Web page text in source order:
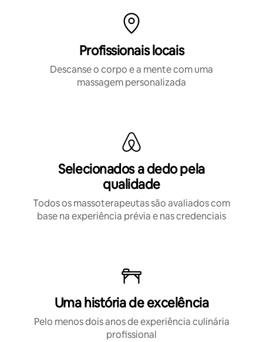
Profissionais locais
Descanse o corpo e a mente com uma
massagem personalizada
Selecionados a dedo pela
qualidade
Todos os massoterapeutas são avaliados com
base na experiência prévia e nas credenciais
Uma história de excelência
Pelo menos dois anos de experiência culinária
profissional